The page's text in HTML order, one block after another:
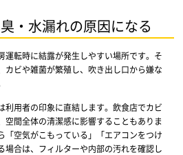
・水漏れの原因になる
運転時に結露が発生しやすい場所です。そ
カビや雑菌が繁殖し、吹き出し口から嫌な
利用者の印象に直結します。飲食店でカビ
空間全体の清潔感に影響することもありま
「空気がこもっている」「エアコンをつけ
場合は、フィルターや内部の汚れを確認し